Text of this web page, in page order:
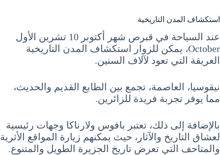
استكشاف المدن التاريخية
عند السياحة في قبرص شهر أكتوبر 10 تشرين الأول
October، يمكن للزوار استكشاف المدن التاريخية
العريقة التي تعود لآلاف السنين.
نيقوسيا، العاصمة، تجمع بين الطابع القديم والحديث،
مما يوفر تجربة فريدة للزائرين.
بالإضافة إلى ذلك، تعتبر بافوس ولارناكا وجهات رئيسية
لعشاق التاريخ والآثار، حيث يمكنهم زيارة المواقع الأثرية
والمتاحف التي تعرض تاريخ الجزيرة الطويل والمتنوع.